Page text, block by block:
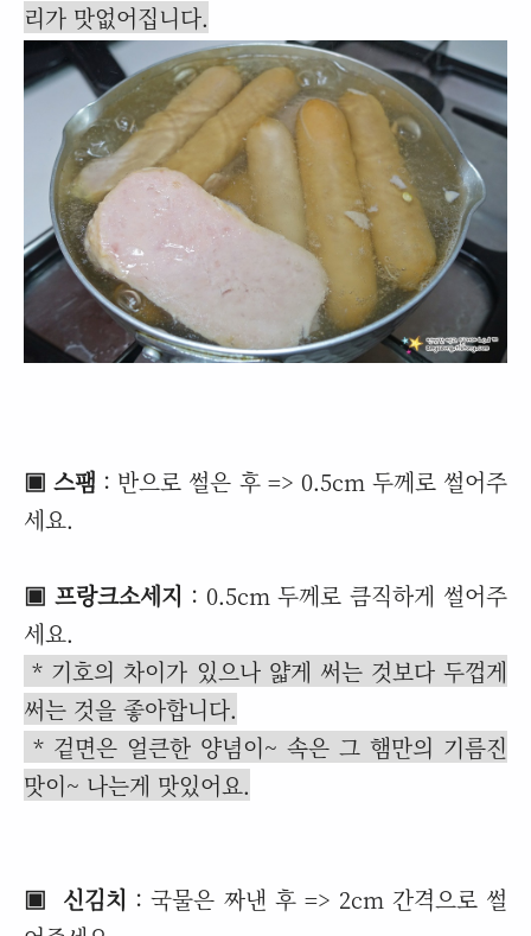
리가 맛없어집니다.
▣ 스팸 : 반으로 썰은 후 => 0.5cm 두께로 썰어주
세요.
▣ 프랑크소세지 : 0.5cm 두께로 큼직하게 썰어주
세요.
* 기호의 차이가 있으나 얇게 써는 것보다 두껍게
써는 것을 좋아합니다.
* 겉면은 얼큰한 양념이~ 속은 그 햄만의 기름진
맛이~ 나는게 맛있어요.
▣ 신김치 : 국물은 짜낸 후 => 2cm 간격으로 썰